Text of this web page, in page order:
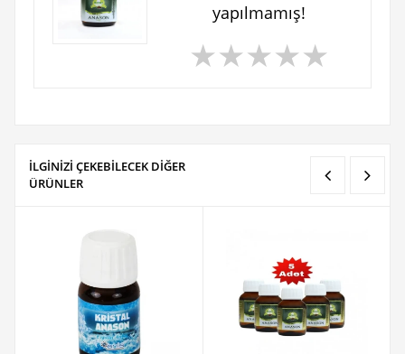
yapılmamış!
★★★★★
İLGİNİZİ ÇEKEBİLECEK DİĞER
ÜRÜNLER